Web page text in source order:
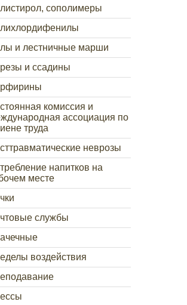
сополимеры
и лестничные марши
и ссадины
комиссия и
ассоциация по
труда
неврозы
напитков на
месте
службы
воздействия